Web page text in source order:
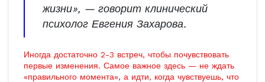
жизни», — говорит клинический
психолог Евгения Захарова.
Иногда достаточно 2-3 встреч, чтобы почувствовать
первые изменения. Самое важное здесь — не ждать
«правильного момента», а идти, когда чувствуешь, что